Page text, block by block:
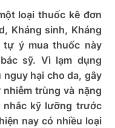
loại thuốc kê đơn
Kháng sinh, Kháng
tự ý mua thuốc này
sỹ. Vì lạm dụng
hại cho da, gây
trùng và nặng
nhắc kỹ lưỡng trước
nay có nhiều loại